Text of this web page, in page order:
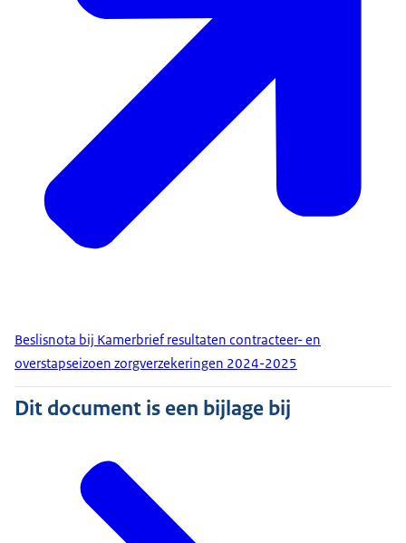
Beslisnota bij Kamerbrief resultaten contracteer- en
overstapseizoen zorgverzekeringen 2024-2025
Dit document is een bijlage bij